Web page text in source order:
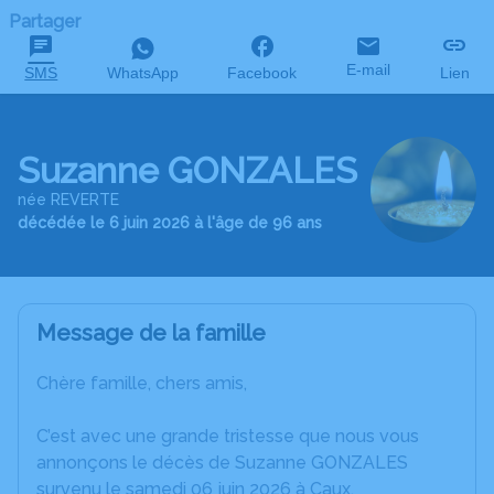
Partager
SMS WhatsApp Facebook E-mail Lien
Suzanne GONZALES
née REVERTE
décédée le 6 juin 2026 à l'âge de 96 ans
Message de la famille
Chère famille, chers amis,
C’est avec une grande tristesse que nous vous
annonçons le décès de Suzanne GONZALES
survenu le samedi 06 juin 2026 à Caux.